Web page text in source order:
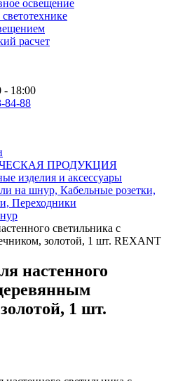
освещение
расчет
- 18:00
84-88
ПРОДУКЦИЯ
изделия и аксессуары
на шнур, Кабельные розетки,
Переходники
светильника c
золотой, 1 шт. REXANT
настенного
1 шт.